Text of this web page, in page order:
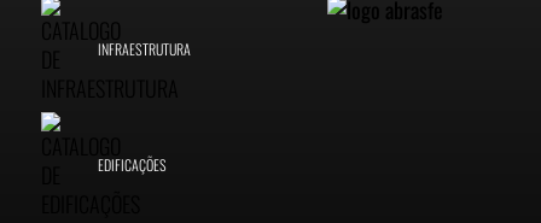
INFRAESTRUTURA
EDIFICAÇÕES